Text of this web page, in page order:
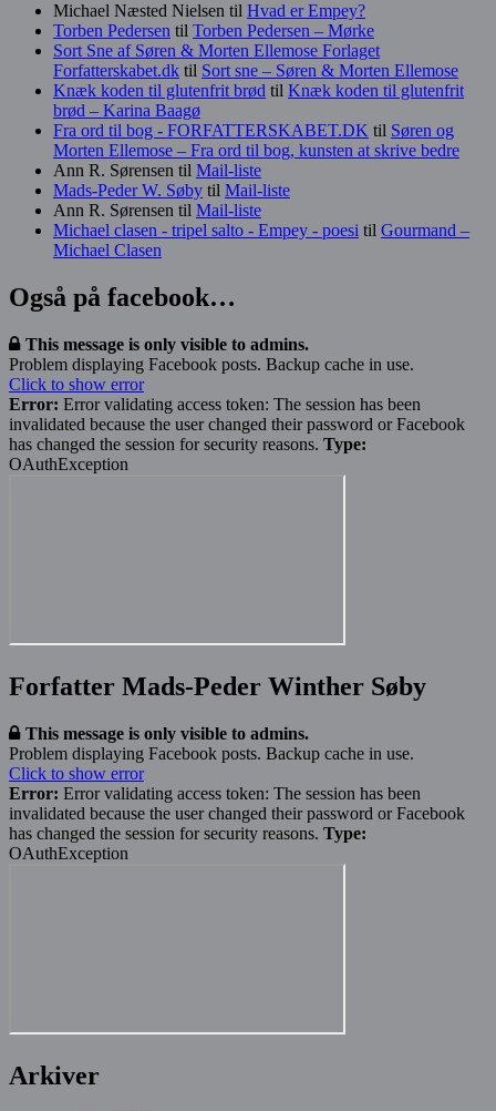
Michael Næsted Nielsen til Hvad er Empey?
Torben Pedersen til Torben Pedersen – Mørke
Sort Sne af Søren & Morten Ellemose Forlaget
Forfatterskabet.dk til Sort sne – Søren & Morten Ellemose
Knæk koden til glutenfrit brød til Knæk koden til glutenfrit
brød – Karina Baagø
Fra ord til bog - FORFATTERSKABET.DK til Søren og
Morten Ellemose – Fra ord til bog, kunsten at skrive bedre
Ann R. Sørensen til Mail-liste
Mads-Peder W. Søby til Mail-liste
Ann R. Sørensen til Mail-liste
Michael clasen - tripel salto - Empey - poesi til Gourmand –
Michael Clasen
Også på facebook…
This message is only visible to admins.
Problem displaying Facebook posts. Backup cache in use.
Click to show error
Error: Error validating access token: The session has been
invalidated because the user changed their password or Facebook
has changed the session for security reasons. Type:
OAuthException
Forfatter Mads-Peder Winther Søby
This message is only visible to admins.
Problem displaying Facebook posts. Backup cache in use.
Click to show error
Error: Error validating access token: The session has been
invalidated because the user changed their password or Facebook
has changed the session for security reasons. Type:
OAuthException
Arkiver